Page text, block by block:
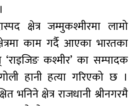
क्षेत्र जम्मुकश्मीरमा लामो
काम गर्दै आएका भारतका
‘राइजिङ कश्मीर’ का सम्पादक
हानी हत्या गरिएको छ ।
भनिने क्षेत्र राजधानी श्रीनगरमै